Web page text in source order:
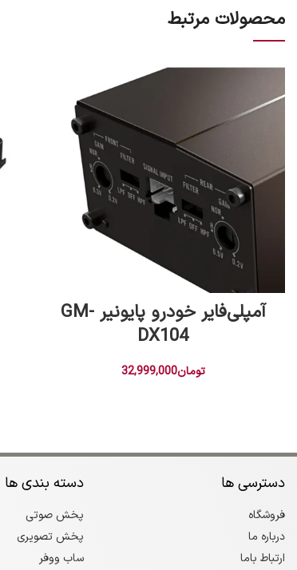
محصولات مرتبط
افزودن به سبد خرید
آمپلی‌فایر خودرو پایونیر GM-
DX104
تومان32,999,000
دسترسی ها
فروشگاه
درباره ما
ارتباط باما
دسته بندی ها
پخش صوتی
پخش تصویری
ساب ووفر